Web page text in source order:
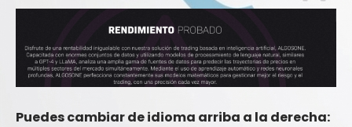
Puedes cambiar de idioma arriba a la derecha: